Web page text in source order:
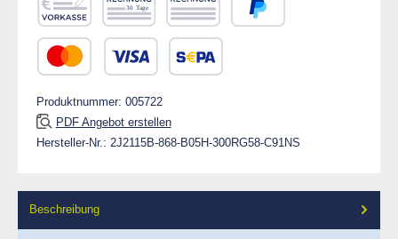
Vorkasse Rechnung 30 Tage
Rechnung
Produktnummer: 005722
PDF Angebot erstellen
Hersteller-Nr.: 2J2115B-868-B05H-300RG58-C91NS
Beschreibung